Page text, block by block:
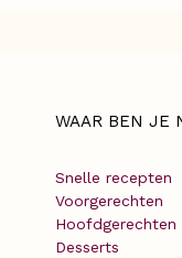
WAAR BEN JE
Snelle recepten
Voorgerechten
Hoofdgerechten
Desserts